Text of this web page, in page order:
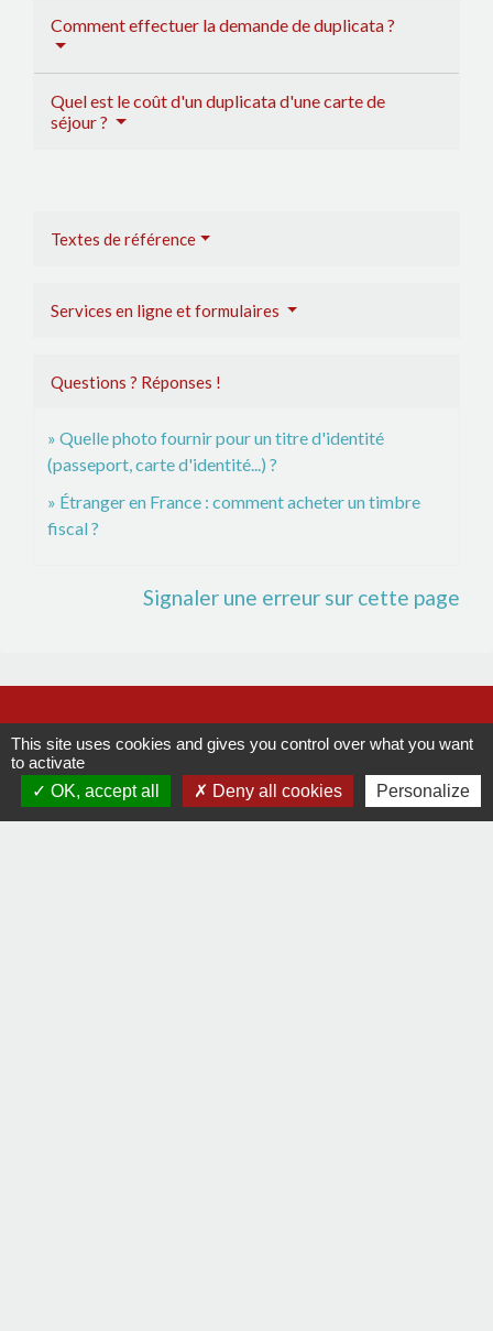
Comment effectuer la demande de duplicata ?
Quel est le coût d'un duplicata d'une carte de
séjour ?
Textes de référence
Services en ligne et formulaires
Questions ? Réponses !
Quelle photo fournir pour un titre d'identité
(passeport, carte d'identité...) ?
Étranger en France : comment acheter un timbre
fiscal ?
Signaler une erreur sur cette page
Contacts
22, rue Olivier de Clisson
44430 La Remaudière - FRANCE
This site uses cookies and gives you control over what you want
to activate
OK, accept all
Deny all cookies Personalize